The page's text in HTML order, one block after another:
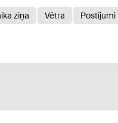
ziņa Vētra Postījumi